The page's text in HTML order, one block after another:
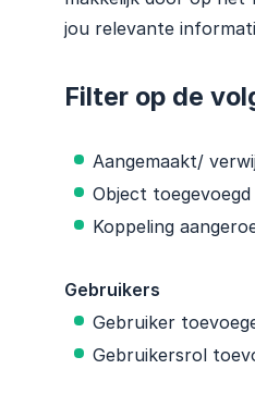
jou relevante
Filter op de
Aangemaakt/
Object
Koppeling
Gebruikers
Gebruiker
Gebruikersrol